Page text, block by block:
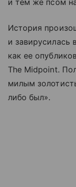
История
и завирусилась
как ее
The Midpoint.
милым
либо был».